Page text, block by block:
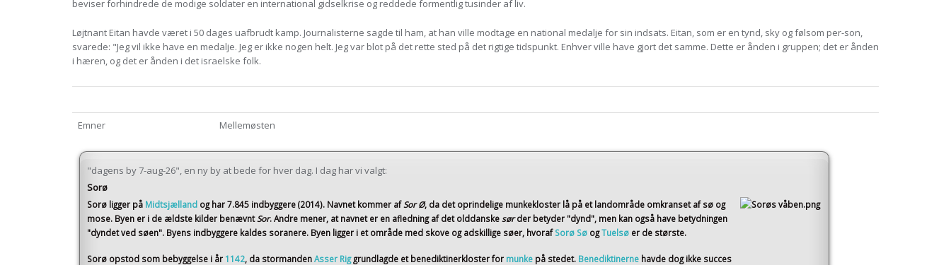
beviser forhindrede de modige soldater en international gidselkrise og reddede formentlig tusinder af liv.
Løjtnant Eitan havde været i 50 dages uafbrudt kamp. Journalisterne sagde til ham, at han ville modtage en national medalje for sin indsats. Eitan, som er en tynd, sky og følsom per-son,
svarede: "Jeg vil ikke have en medalje. Jeg er ikke nogen helt. Jeg var blot på det rette sted på det rigtige tidspunkt. Enhver ville have gjort det samme. Dette er ånden i gruppen; det er ånden
i hæren, og det er ånden i det israelske folk.
Emner Mellemøsten
"dagens by 7-aug-26", en ny by at bede for hver dag. I dag har vi valgt:
Sorø
Sorø ligger på Midtsjælland og har 7.845 indbyggere (2014). Navnet kommer af Sor Ø, da det oprindelige munkekloster lå på et landområde omkranset af sø og
mose. Byen er i de ældste kilder benævnt Sor. Andre mener, at navnet er en afledning af det olddanske sør der betyder "dynd", men kan også have betydningen
"dyndet ved søen". Byens indbyggere kaldes soranere. Byen ligger i et område med skove og adskillige søer, hvoraf Sorø Sø ogTuelsø er de største.
Sorø opstod som bebyggelse i år 1142, da stormandenAsser Rig grundlagde et benediktinerkloster for munke på stedet. Benediktinerne havde dog ikke succes